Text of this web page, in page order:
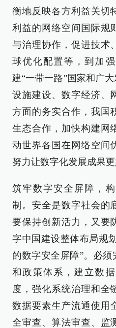
衡地反映各方利益关切
利益的网络空间国际规
与治理协作，促进技术
球优化配置等，到加
建“一带一路”国家和广
设施建设、数字经济、
方面的务实合作，我国
生态合作，加快构建网
动世界各国在网络空间
努力让数字化发展成果更
筑牢数字安全屏障，
制。安全是数字社会的
要保持创新活力，又要
字中国建设整体布局规
的数字安全屏障”。必
和政策体系，建立数
度，强化系统治理和全
数据要素生产流通使用
全审查、算法审查、监